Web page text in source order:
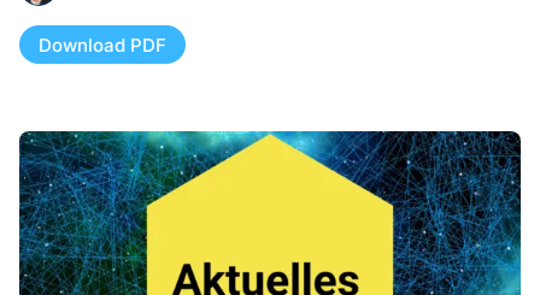
Download PDF